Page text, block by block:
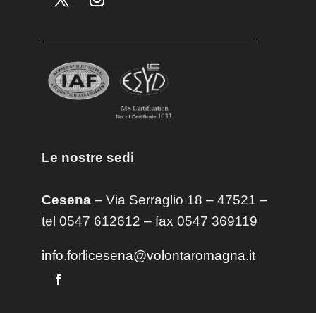
Le nostre sedi
Cesena– Via Serraglio 18 – 47521 –
tel 0547 612612 – fax 0547 369119
info.forlicesena@volontaromagna.it